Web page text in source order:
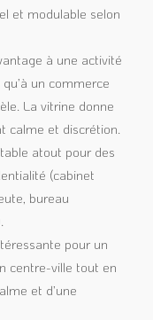
et modulable selon
à une activité
un commerce
La vitrine donne
calme et discrétion.
atout pour des
(cabinet
bureau
pour un
centre-ville tout en
et d’une